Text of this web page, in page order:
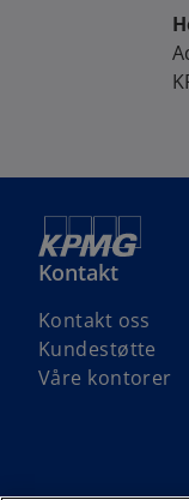
Kontakt
Kontakt oss
Kundestøtte
Våre kontorer